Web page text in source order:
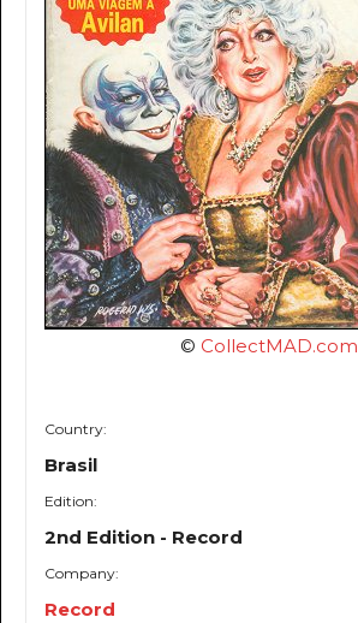
© CollectMAD.com
Country:
Brasil
Edition:
2nd Edition - Record
Company:
Record